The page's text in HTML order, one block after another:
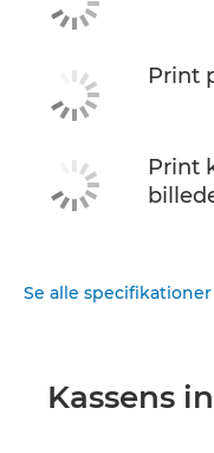
Print
Print
Se alle specifikationer
Kassens